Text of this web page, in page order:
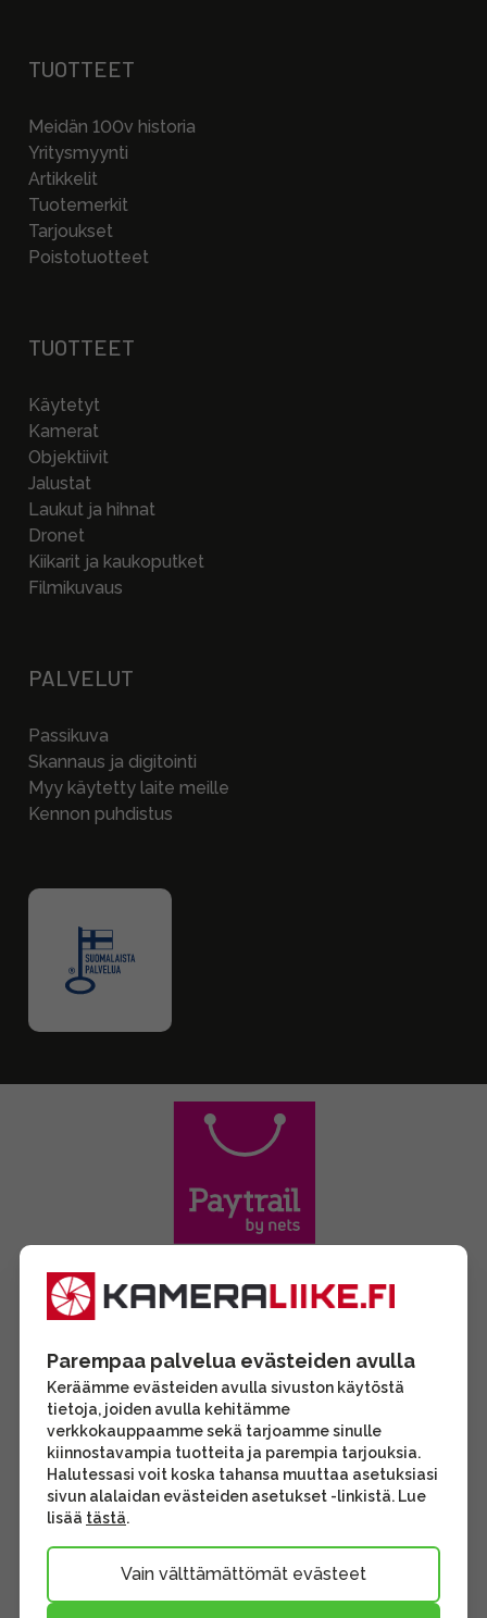
TUOTTEET
Meidän 100v historia
Yritysmyynti
Artikkelit
Tuotemerkit
Tarjoukset
Poistotuotteet
TUOTTEET
Käytetyt
Kamerat
Objektiivit
Jalustat
Laukut ja hihnat
Dronet
Kiikarit ja kaukoputket
Filmikuvaus
PALVELUT
Passikuva
Skannaus ja digitointi
Myy käytetty laite meille
Kennon puhdistus
Parempaa palvelua evästeiden avulla
Keräämme evästeiden avulla sivuston käytöstä
tietoja, joiden avulla kehitämme
verkkokauppaamme sekä tarjoamme sinulle
kiinnostavampia tuotteita ja parempia tarjouksia.
Halutessasi voit koska tahansa muuttaa asetuksiasi
sivun alalaidan evästeiden asetukset -linkistä. Lue
lisää tästä.
Vain välttämättömät evästeet